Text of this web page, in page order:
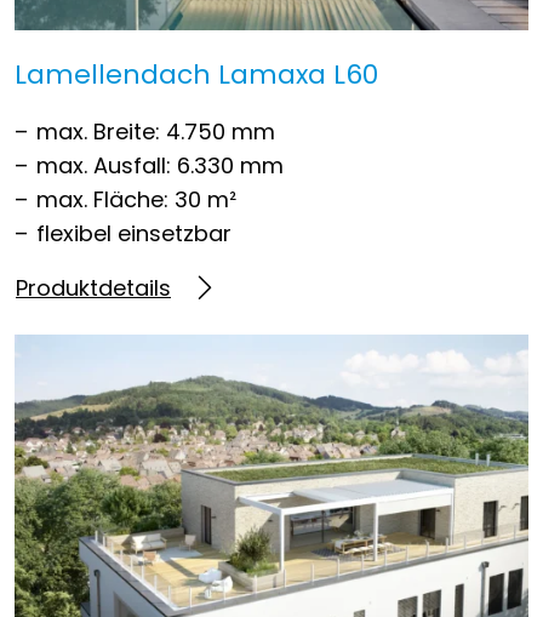
Lamellendach Lamaxa L60
max. Breite: 4.750 mm
max. Ausfall: 6.330 mm
max. Fläche: 30 m²
flexibel einsetzbar
Produktdetails